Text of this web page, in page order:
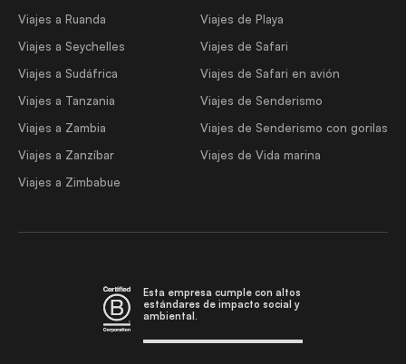
Viajes a Ruanda
Viajes a Seychelles
Viajes a Sudáfrica
Viajes a Tanzania
Viajes a Zambia
Viajes a Zanzíbar
Viajes a Zimbabue
Viajes de Playa
Viajes de Safari
Viajes de Safari en avión
Viajes de Senderismo
Viajes de Senderismo con gorilas
Viajes de Vida marina
Esta empresa cumple con altos
estándares de impacto social y
ambiental.